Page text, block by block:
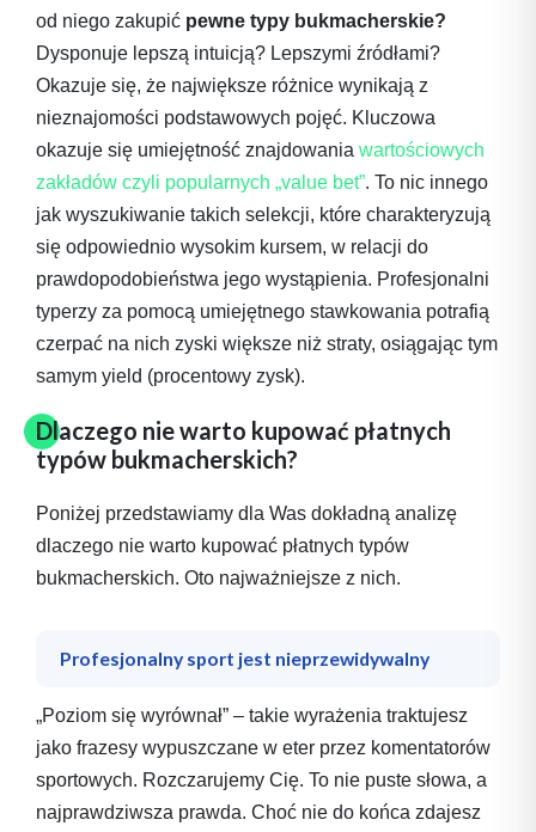
od niego zakupić pewne typy bukmacherskie?
Dysponuje lepszą intuicją? Lepszymi źródłami?
Okazuje się, że największe różnice wynikają z
nieznajomości podstawowych pojęć. Kluczowa
okazuje się umiejętność znajdowania wartościowych
zakładów czyli popularnych „value bet”. To nic innego
jak wyszukiwanie takich selekcji, które charakteryzują
się odpowiednio wysokim kursem, w relacji do
prawdopodobieństwa jego wystąpienia. Profesjonalni
typerzy za pomocą umiejętnego stawkowania potrafią
czerpać na nich zyski większe niż straty, osiągając tym
samym yield (procentowy zysk).
Dlaczego nie warto kupować płatnych
typów bukmacherskich?
Poniżej przedstawiamy dla Was dokładną analizę
dlaczego nie warto kupować płatnych typów
bukmacherskich. Oto najważniejsze z nich.
Profesjonalny sport jest nieprzewidywalny
„Poziom się wyrównał” – takie wyrażenia traktujesz
jako frazesy wypuszczane w eter przez komentatorów
sportowych. Rozczarujemy Cię. To nie puste słowa, a
najprawdziwsza prawda. Choć nie do końca zdajesz